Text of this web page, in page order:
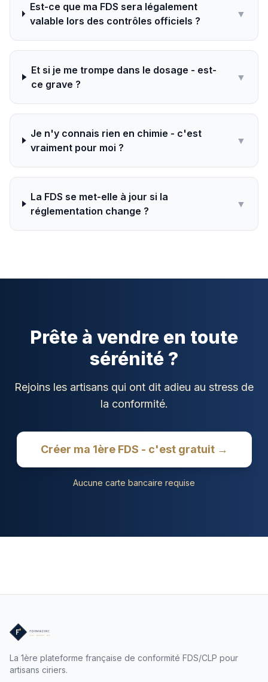
Est-ce que ma FDS sera légalement
valable lors des contrôles officiels ?
▼
Et si je me trompe dans le dosage - est-
ce grave ?
▼
Je n'y connais rien en chimie - c'est
vraiment pour moi ?
▼
La FDS se met-elle à jour si la
réglementation change ?
▼
Prête à vendre en toute
sérénité ?
Rejoins les artisans qui ont dit adieu au stress de
la conformité.
Créer ma 1ère FDS - c'est gratuit →
Aucune carte bancaire requise
La 1ère plateforme française de conformité FDS/CLP pour
artisans ciriers.